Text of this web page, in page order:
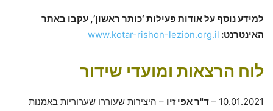
למידע נוסף על אודות פעילות ‘כותר ראשון’, עקבו באתר
האינטרנט: www.kotar-rishon-lezion.org.il
לוח הרצאות ומועדי שידור
10.01.2021 – ד"ר אפי זיו – היצירות שעוררו שערוריות באמנות